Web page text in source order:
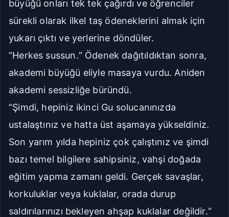
büyüğü onları tek tek çağırdı ve öğrenciler
sürekli olarak ilkel taş ödeneklerini almak için
yukarı çıktı ve yerlerine döndüler.
“Herkes sussun.“ Ödenek dağıtıldıktan sonra,
akademi büyüğü eliyle masaya vurdu. Aniden
akademi sessizliğe büründü.
“Şimdi, hepiniz ikinci Gu solucanınızda
ustalaştınız ve hatta üst aşamaya yükseldiniz.
Son yarım yılda hepiniz çok çalıştınız ve şimdi
bazı temel bilgilere sahipsiniz, vahşi doğada
eğitim yapma zamanı geldi. Gerçek savaşlar,
korkuluklar veya kuklalar, orada durup
saldırılarınızı bekleyen ahşap kuklalar değildir.“